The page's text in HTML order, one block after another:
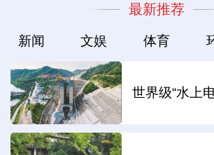
最新推荐
新闻 文娱 体育
世界级“水上